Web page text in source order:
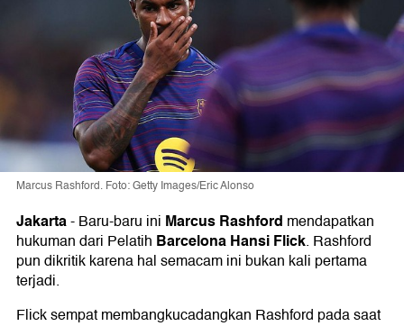
Marcus Rashford. Foto: Getty Images/Eric Alonso
Jakarta-Baru-baru ini Marcus Rashford mendapatkan
hukuman dari Pelatih Barcelona Hansi Flick. Rashford
pun dikritik karena hal semacam ini bukan kali pertama
terjadi.
Flick sempat membangkucadangkan Rashford pada saat